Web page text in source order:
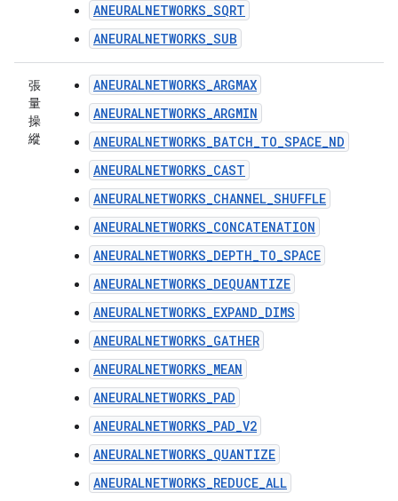
ANEURALNETWORKS_SQRT
ANEURALNETWORKS_SUB
張
量
操
縱
ANEURALNETWORKS_ARGMAX
ANEURALNETWORKS_ARGMIN
ANEURALNETWORKS_BATCH_TO_SPACE_ND
ANEURALNETWORKS_CAST
ANEURALNETWORKS_CHANNEL_SHUFFLE
ANEURALNETWORKS_CONCATENATION
ANEURALNETWORKS_DEPTH_TO_SPACE
ANEURALNETWORKS_DEQUANTIZE
ANEURALNETWORKS_EXPAND_DIMS
ANEURALNETWORKS_GATHER
ANEURALNETWORKS_MEAN
ANEURALNETWORKS_PAD
ANEURALNETWORKS_PAD_V2
ANEURALNETWORKS_QUANTIZE
ANEURALNETWORKS_REDUCE_ALL